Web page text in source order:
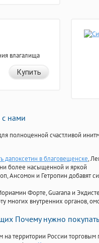
влагалища
Купить
с нами
полноценной счастливой
дапоксетин в благовещенске,
более насыщенной и яркой
Ансомон и Гетропин добавят
Форте, Guarana и
многих внутренних органов,
Почему нужно
территории России торговым